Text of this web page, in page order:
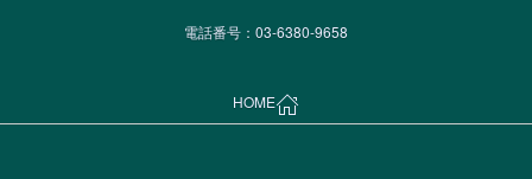
電話番号：03-6380-9658
HOME